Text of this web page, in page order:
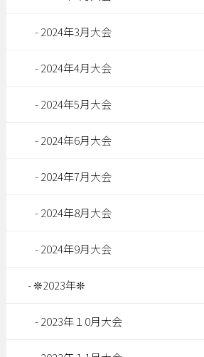
2024年3月大会
2024年4月大会
2024年5月大会
2024年6月大会
2024年7月大会
2024年8月大会
2024年9月大会
❊2023年❊
2023年１0月大会